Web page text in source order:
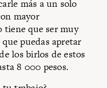
más a un solo
mayor
que ser muy
puedas apretar
los birlos de estos
8 000 pesos.